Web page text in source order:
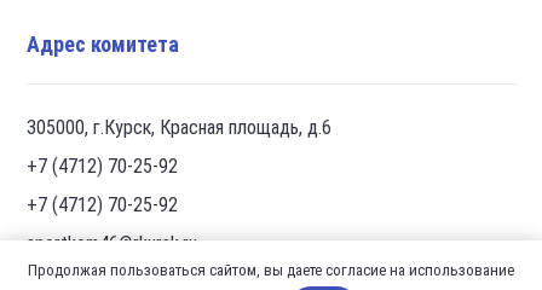
Адрес комитета
305000, г.Курск, Красная площадь, д.6
+7 (4712) 70-25-92
+7 (4712) 70-25-92
sportkom46@rkursk.ru
Продолжая пользоваться сайтом, вы даете согласие на использование